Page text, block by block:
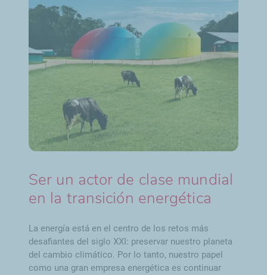
Ser un actor de clase mundial
en la transición energética
La energía está en el centro de los retos más
desafiantes del siglo XXI: preservar nuestro planeta
del cambio climático. Por lo tanto, nuestro papel
como una gran empresa energética es continuar